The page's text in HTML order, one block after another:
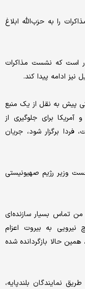
را به حزب‌الله ابلاغ
است که نشست مذاکرات
نیز ادامه پیدا کند.
پیش به نقل از یک منبع
برای جلوگیری از
فردا برگزار شود، جریان
وزیر رژیم صهیونیستی
تماس بسیار سازنده‌ای
نیرویی به بیروت اعزام
حالا بازگردانده شده
نمایندگان بلندپایه،